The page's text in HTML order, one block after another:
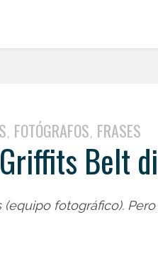
, FOTÓGRAFOS, FRASES
Belt
fotográfico).